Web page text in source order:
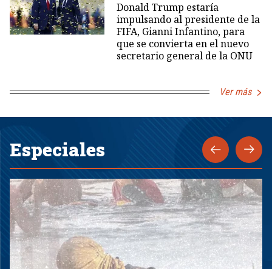
Donald Trump estaría
impulsando al presidente de la
FIFA, Gianni Infantino, para
que se convierta en el nuevo
secretario general de la ONU
Ver más
Especiales